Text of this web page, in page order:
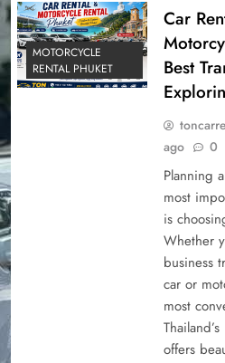
MOTORCYCLE
RENTAL PHUKET
Car
Best
ago
0
Planning
most
is
Whether
business
car or
most
offers